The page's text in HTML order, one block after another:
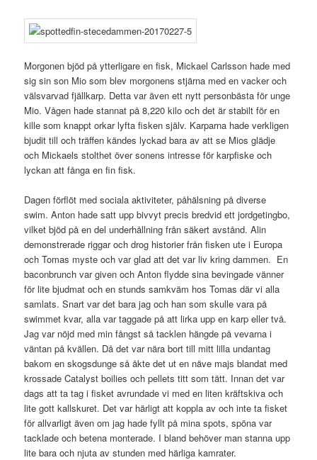
Morgonen bjöd på ytterligare en fisk, Mickael Carlsson hade med
sig sin son Mio som blev morgonens stjärna med en vacker och
välsvarvad fjällkarp. Detta var även ett nytt personbästa för unge
Mio. Vågen hade stannat på 8,220 kilo och det är stabilt för en
kille som knappt orkar lyfta fisken själv. Karparna hade verkligen
bjudit till och träffen kändes lyckad bara av att se Mios glädje
och Mickaels stolthet över sonens intresse för karpfiske och
lyckan att fånga en fin fisk.
Dagen förflöt med sociala aktiviteter, påhälsning på diverse
swim. Anton hade satt upp bivvyt precis bredvid ett jordgetingbo,
vilket bjöd på en del underhållning från säkert avstånd. Alin
demonstrerade riggar och drog historier från fisken ute i Europa
och Tomas myste och var glad att det var liv kring dammen. En
baconbrunch var given och Anton flydde sina bevingade vänner
för lite bjudmat och en stunds samkväm hos Tomas där vi alla
samlats. Snart var det bara jag och han som skulle vara på
swimmet kvar, alla var taggade på att lirka upp en karp eller två.
Jag var nöjd med min fångst så tacklen hängde på vevarna i
väntan på kvällen. Då det var nära bort till mitt lilla undantag
bakom en skogsdunge så åkte det ut en näve majs blandat med
krossade Catalyst boilies och pellets titt som tätt. Innan det var
dags att ta tag i fisket avrundade vi med en liten kräftskiva och
lite gott kallskuret. Det var härligt att koppla av och inte ta fisket
för allvarligt även om jag hade fyllt på mina spots, spöna var
tacklade och betena monterade. I bland behöver man stanna upp
lite bara och njuta av stunden med härliga kamrater.